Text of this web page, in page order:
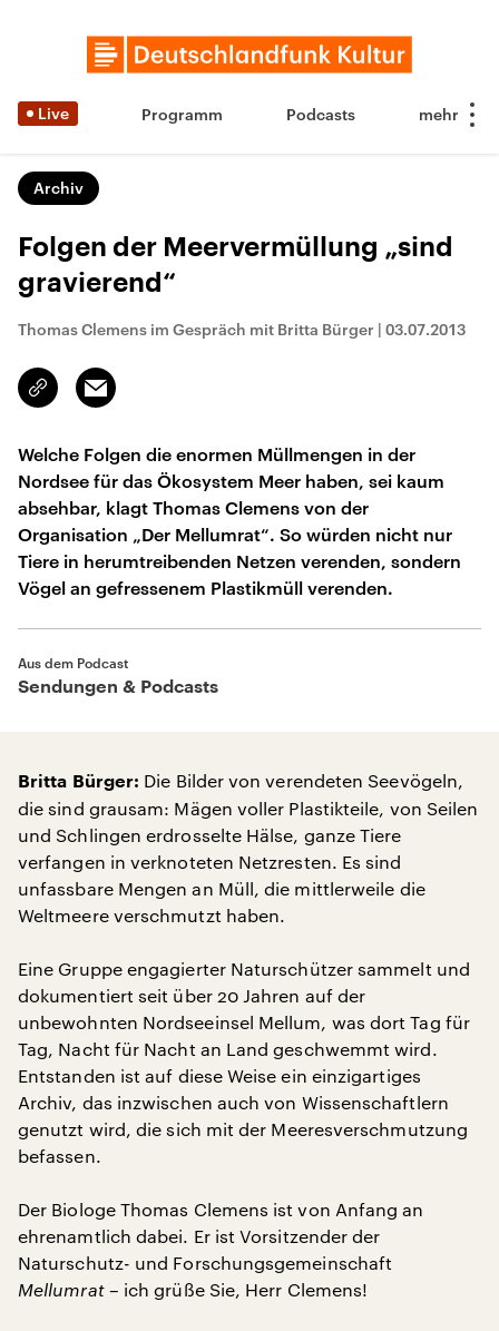
Live Programm Podcasts
Archiv
Folgen der Meervermüllung „sind
gravierend“
Thomas Clemens im Gespräch mit Britta Bürger | 03.07.2013
Link
kopieren/teilen
Email
Welche Folgen die enormen Müllmengen in der
Nordsee für das Ökosystem Meer haben, sei kaum
absehbar, klagt Thomas Clemens von der
Organisation „Der Mellumrat“. So würden nicht nur
Tiere in herumtreibenden Netzen verenden, sondern
Vögel an gefressenem Plastikmüll verenden.
Aus dem Podcast
Sendungen & Podcasts
Britta Bürger: Die Bilder von verendeten Seevögeln,
die sind grausam: Mägen voller Plastikteile, von Seilen
und Schlingen erdrosselte Hälse, ganze Tiere
verfangen in verknoteten Netzresten. Es sind
unfassbare Mengen an Müll, die mittlerweile die
Weltmeere verschmutzt haben.
Eine Gruppe engagierter Naturschützer sammelt und
dokumentiert seit über 20 Jahren auf der
unbewohnten Nordseeinsel Mellum, was dort Tag für
Tag, Nacht für Nacht an Land geschwemmt wird.
Entstanden ist auf diese Weise ein einzigartiges
Archiv, das inzwischen auch von Wissenschaftlern
genutzt wird, die sich mit der Meeresverschmutzung
befassen.
Der Biologe Thomas Clemens ist von Anfang an
ehrenamtlich dabei. Er ist Vorsitzender der
Naturschutz- und Forschungsgemeinschaft
Mellumrat– ich grüße Sie, Herr Clemens!